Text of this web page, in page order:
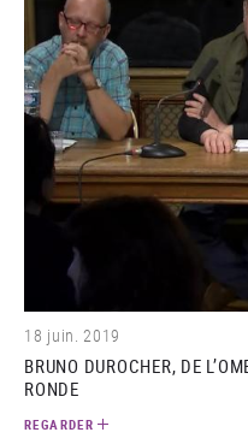
18 juin. 2019
BRUNO DUROCHER, DE
RONDE
REGARDER